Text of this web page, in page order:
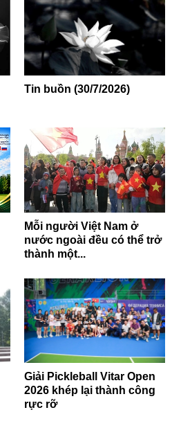
Tin buồn (30/7/2026)
Mỗi người Việt Nam ở
nước ngoài đều có thể trở
thành một...
Giải Pickleball Vitar Open
2026 khép lại thành công
rực rỡ